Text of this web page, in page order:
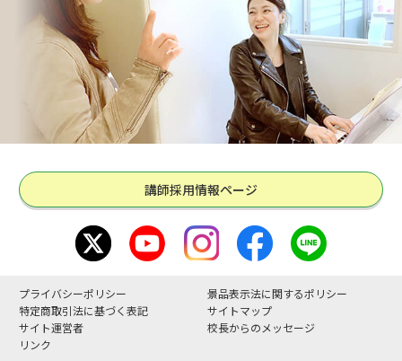
講師採用情報ページ
プライバシーポリシー
景品表示法に関するポリシー
特定商取引法に基づく表記
サイトマップ
サイト運営者
校長からのメッセージ
リンク